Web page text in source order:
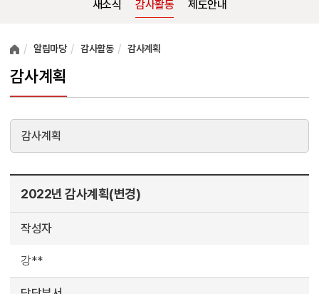
새소식 감사활동 제도안내
알림마당 감사활동 감사계획
감사계획
감사계획
2022년 감사계획(변경)
작성자
강**
여러분들의 의견을 남겨주세요.